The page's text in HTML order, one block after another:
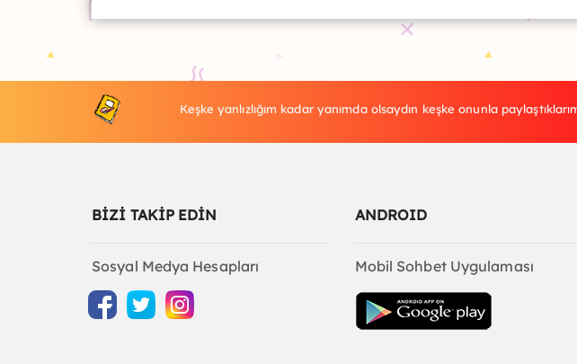
Keşke yanlızlığım kadar yanımda olsaydın keşke onunla
BİZİ TAKİP EDİN
Sosyal Medya Hesapları
ANDROID
Mobil Sohbet Uygulaması